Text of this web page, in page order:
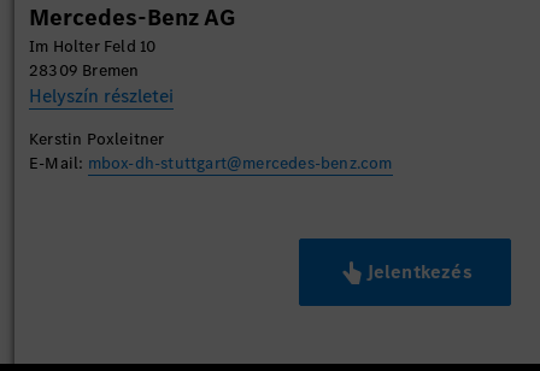
Mercedes-Benz AG
Im Holter Feld 10
28309 Bremen
Helyszín részletei
Kerstin Poxleitner
E-Mail: mbox-dh-stuttgart@mercedes-benz.com
Jelentkezés